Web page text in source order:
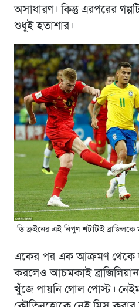
অসাধারণ। কিন্তু এরপরের
শুধুই হতাশার।
ডি ব্রুইনের এই নিপুণ শটটিই
একের পর এক আক্রমণ থেকে
করলেও আচমকাই
খুঁজে পায়নি গোল পোস্ট।